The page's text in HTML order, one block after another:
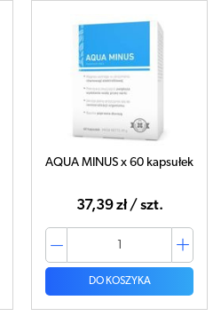
AQUA MINUS x 60 kapsułek
37,39 zł / szt.
DO KOSZYKA